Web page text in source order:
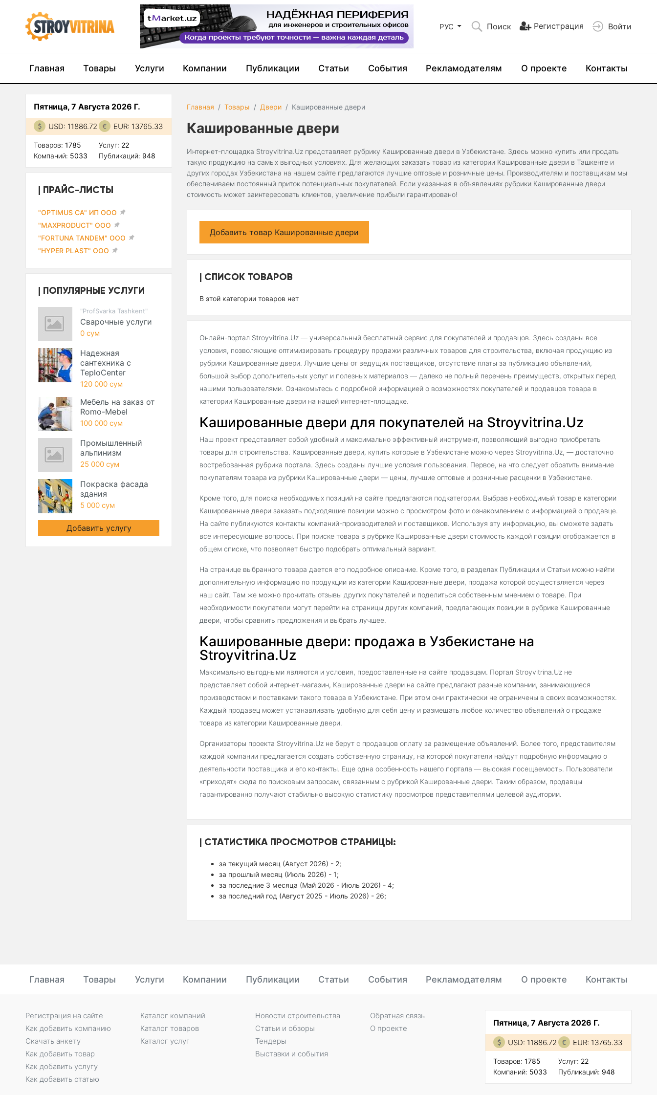
РУС Поиск Регистрация Войти
Главная Товары Услуги Компании Публикации Статьи События Рекламодателям О проекте Контакты
Главная Товары Двери Кашированные двери
Кашированные двери
Интернет-площадка Stroyvitrina.Uz представляет рубрику Кашированные двери в Узбекистане. Здесь можно купить или продать
такую продукцию на самых выгодных условиях. Для желающих заказать товар из категории Кашированные двери в Ташкенте и
других городах Узбекистана на нашем сайте предлагаются лучшие оптовые и розничные цены. Производителям и поставщикам мы
обеспечиваем постоянный приток потенциальных покупателей. Если указанная в объявлениях рубрики Кашированные двери
стоимость может заинтересовать клиентов, увеличение прибыли гарантировано!
Добавить товар Кашированные двери
СПИСОК ТОВАРОВ
В этой категории товаров нет
Онлайн-портал Stroyvitrina.Uz — универсальный бесплатный сервис для покупателей и продавцов. Здесь созданы все
условия, позволяющие оптимизировать процедуру продажи различных товаров для строительства, включая продукцию из
рубрики Кашированные двери. Лучшие цены от ведущих поставщиков, отсутствие платы за публикацию объявлений,
большой выбор дополнительных услуг и полезных материалов — далеко не полный перечень преимуществ, открытых перед
нашими пользователями. Ознакомьтесь с подробной информацией о возможностях покупателей и продавцов товара в
категории Кашированные двери на нашей интернет-площадке.
Кашированные двери для покупателей на Stroyvitrina.Uz
Наш проект представляет собой удобный и максимально эффективный инструмент, позволяющий выгодно приобретать
товары для строительства. Кашированные двери, купить которые в Узбекистане можно через Stroyvitrina.Uz, — достаточно
востребованная рубрика портала. Здесь созданы лучшие условия пользования. Первое, на что следует обратить внимание
покупателям товара из рубрики Кашированные двери — цены, лучшие оптовые и розничные расценки в Узбекистане.
Кроме того, для поиска необходимых позиций на сайте предлагаются подкатегории. Выбрав необходимый товар в категории
Кашированные двери заказать подходящие позиции можно с просмотром фото и ознакомлением с информацией о продавце.
На сайте публикуются контакты компаний-производителей и поставщиков. Используя эту информацию, вы сможете задать
все интересующие вопросы. При поиске товара в рубрике Кашированные двери стоимость каждой позиции отображается в
общем списке, что позволяет быстро подобрать оптимальный вариант.
На странице выбранного товара дается его подробное описание. Кроме того, в разделах Публикации и Статьи можно найти
дополнительную информацию по продукции из категории Кашированные двери, продажа которой осуществляется через
наш сайт. Там же можно прочитать отзывы других покупателей и поделиться собственным мнением о товаре. При
необходимости покупатели могут перейти на страницы других компаний, предлагающих позиции в рубрике Кашированные
двери, чтобы сравнить предложения и выбрать лучшее.
Кашированные двери: продажа в Узбекистане на
Stroyvitrina.Uz
Максимально выгодными являются и условия, предоставленные на сайте продавцам. Портал Stroyvitrina.Uz не
представляет собой интернет-магазин, Кашированные двери на сайте предлагают разные компании, занимающиеся
производством и поставками такого товара в Узбекистане. При этом они практически не ограничены в своих возможностях.
Каждый продавец может устанавливать удобную для себя цену и размещать любое количество объявлений о продаже
товара из категории Кашированные двери.
Организаторы проекта Stroyvitrina.Uz не берут с продавцов оплату за размещение объявлений. Более того, представителям
каждой компании предлагается создать собственную страницу, на которой покупатели найдут подробную информацию о
деятельности поставщика и его контакты. Еще одна особенность нашего портала — высокая посещаемость. Пользователи
«приходят» сюда по поисковым запросам, связанным с рубрикой Кашированные двери. Таким образом, продавцы
гарантированно получают стабильно высокую статистику просмотров представителями целевой аудитории.
СТАТИСТИКА ПРОСМОТРОВ СТРАНИЦЫ:
за текущий месяц (Август 2026) - 2;
за прошлый месяц (Июль 2026) - 1;
за последние 3 месяца (Май 2026 - Июль 2026) - 4;
за последний год (Август 2025 - Июль 2026) - 26;
Пятница, 7 Августа 2026 Г.
USD: 11886.72 EUR: 13765.33
Товаров: 1785
Компаний: 5033
Услуг: 22
Публикаций: 948
ПРАЙС-ЛИСТЫ
"OPTIMUS CA" ИП ООО
"MAXPRODUCT" ООО
"FORTUNA TANDEM" ООО
"HYPER PLAST" ООО
ПОПУЛЯРНЫЕ УСЛУГИ
"ProfSvarka Tashkent"
Сварочные услуги
0 сум
Надежная
сантехника с
TeploCenter
120 000 сум
Мебель на заказ от
Romo-Mebel
100 000 сум
Промышленный
альпинизм
25 000 сум
Покраска фасада
здания
5 000 сум
Добавить услугу
Главная Товары Услуги Компании Публикации Статьи События Рекламодателям О проекте Контакты
Пятница, 7 Августа 2026 Г.
USD: 11886.72 EUR: 13765.33
Товаров: 1785
Компаний: 5033
Услуг: 22
Публикаций: 948
Регистрация на сайте
Как добавить компанию
Скачать анкету
Как добавить товар
Как добавить услугу
Как добавить статью
Каталог компаний
Каталог товаров
Каталог услуг
Новости строительства
Статьи и обзоры
Тендеры
Выставки и события
Обратная связь
О проекте